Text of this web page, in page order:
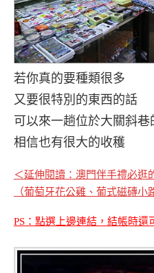
若你真的要種類很多
又要很特別的東西的話
可以來一趟位於大關斜巷
相信也有很大的收穫
＜延伸閱讀：澳門伴手禮必逛
（葡萄牙花公雞、葡式磁磚
PS：點選上邊連結，結帳時還